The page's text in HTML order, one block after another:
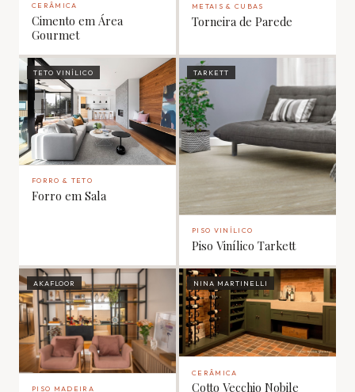
CERÂMICA
Cimento em Área
Gourmet
METAIS & CUBAS
Torneira de Parede
TETO VINÍLICO
FORRO & TETO
Forro em Sala
TARKETT
PISO VINÍLICO
Piso Vinílico Tarkett
AKAFLOOR
PISO MADEIRA
NINA MARTINELLI
CERÂMICA
Cotto Vecchio Nobile